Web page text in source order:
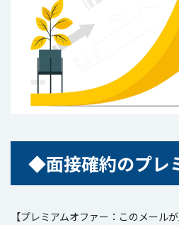
◆面接確約のプレミアムオファー
【プレミアムオファー：このメール